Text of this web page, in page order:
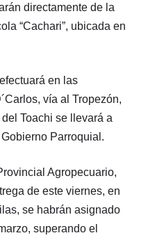
directamente de la
“Cachari”, ubicada en
en las
vía al Tropezón,
Toachi se llevará a
Parroquial.
Agropecuario,
de este viernes, en
se habrán asignado
superando el